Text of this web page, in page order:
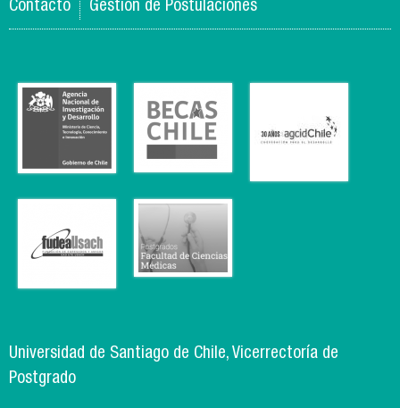
Contacto
Gestión de Postulaciones
Universidad de Santiago de Chile, Vicerrectoría de
Postgrado